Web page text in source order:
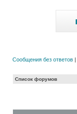
Сообщения без ответов |
Список форумов